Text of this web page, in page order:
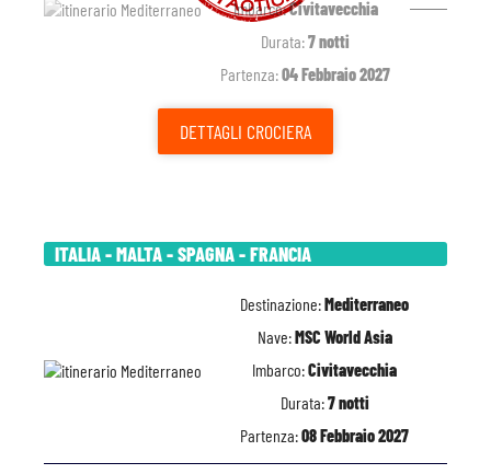
Imbarco:Civitavecchia
Durata:7 notti
Partenza:04 Febbraio 2027
DETTAGLI CROCIERA
ITALIA - MALTA - SPAGNA - FRANCIA
Destinazione:Mediterraneo
Nave:MSC World Asia
Imbarco:Civitavecchia
Durata:7 notti
Partenza:08 Febbraio 2027